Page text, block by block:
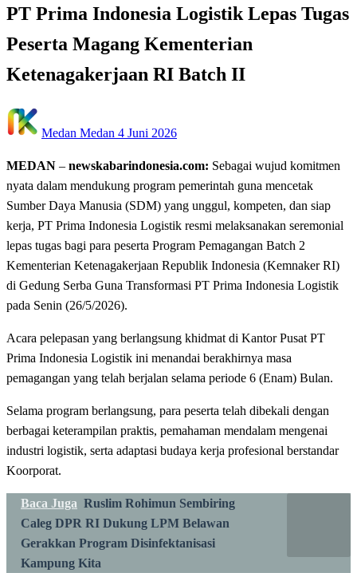
PT Prima Indonesia Logistik Lepas Tugas
Peserta Magang Kementerian
Ketenagakerjaan RI Batch II
Medan Medan on
4 Juni 2026
MEDAN – newskabarindonesia.com: Sebagai wujud komitmen
nyata dalam mendukung program pemerintah guna mencetak
Sumber Daya Manusia (SDM) yang unggul, kompeten, dan siap
kerja, PT Prima Indonesia Logistik resmi melaksanakan seremonial
lepas tugas bagi para peserta Program Pemagangan Batch 2
Kementerian Ketenagakerjaan Republik Indonesia (Kemnaker RI)
di Gedung Serba Guna Transformasi PT Prima Indonesia Logistik
pada Senin (26/5/2026).
Acara pelepasan yang berlangsung khidmat di Kantor Pusat PT
Prima Indonesia Logistik ini menandai berakhirnya masa
pemagangan yang telah berjalan selama periode 6 (Enam) Bulan.
‎Selama program berlangsung, para peserta telah dibekali dengan
berbagai keterampilan praktis, pemahaman mendalam mengenai
industri logistik, serta adaptasi budaya kerja profesional berstandar
Koorporat.
Baca Juga Ruslim Rohimun Sembiring
Caleg DPR RI Dukung LPM Belawan
Gerakkan Program Disinfektanisasi
Kampung Kita